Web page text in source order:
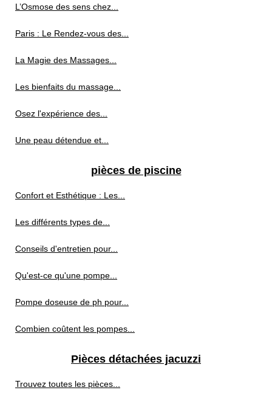
L’Osmose des sens chez...
Paris : Le Rendez-vous des...
La Magie des Massages...
Les bienfaits du massage...
Osez l'expérience des...
Une peau détendue et...
pièces de piscine
Confort et Esthétique : Les...
Les différents types de...
Conseils d'entretien pour...
Qu'est-ce qu'une pompe...
Pompe doseuse de ph pour...
Combien coûtent les pompes...
Pièces détachées jacuzzi
Trouvez toutes les pièces...